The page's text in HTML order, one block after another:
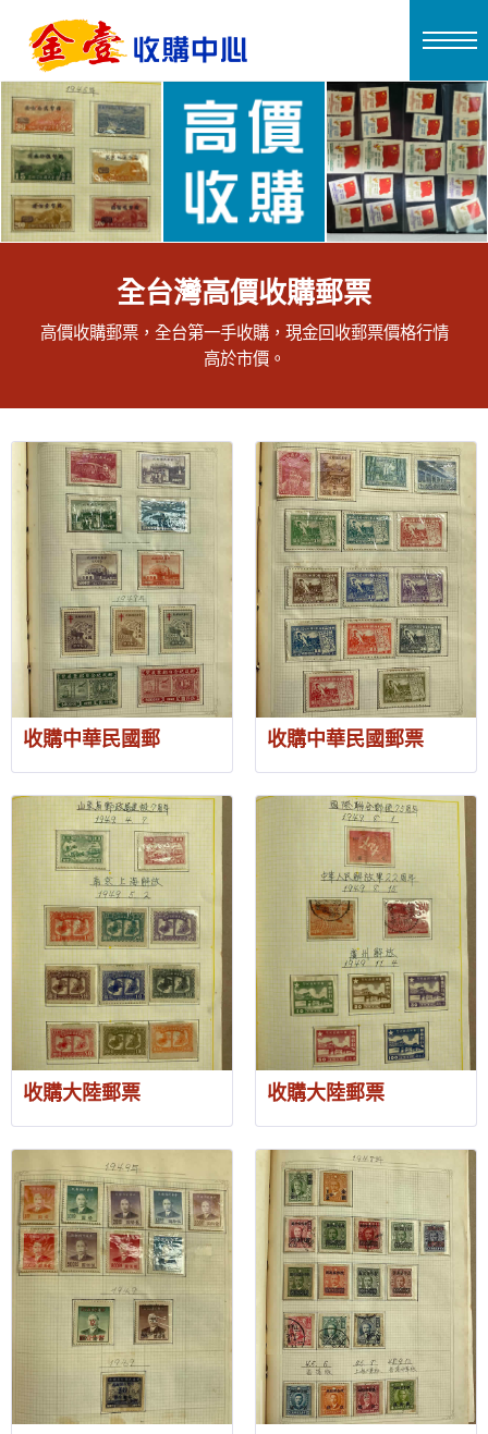
全台灣高價收購郵票
高價收購郵票，全台第一手收購，現金回收郵票價格行情
高於市價。
收購中華民國郵 收購中華民國郵票
收購大陸郵票 收購大陸郵票